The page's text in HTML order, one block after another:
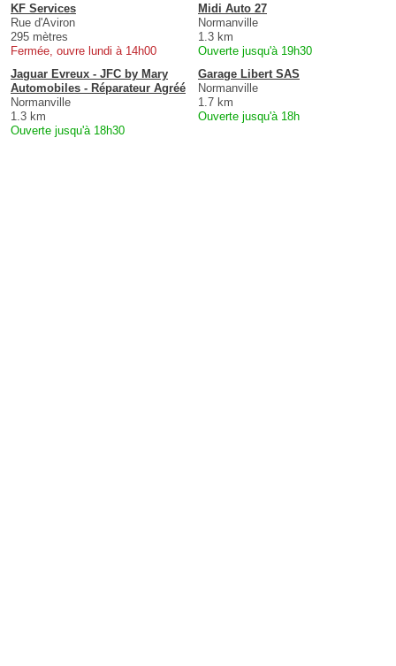
KF Services
Rue d'Aviron
295 mètres
Fermée, ouvre lundi à 14h00
Midi Auto 27
Normanville
1.3 km
Ouverte jusqu'à 19h30
Jaguar Evreux - JFC by Mary
Automobiles - Réparateur Agréé
Normanville
1.3 km
Ouverte jusqu'à 18h30
Garage Libert SAS
Normanville
1.7 km
Ouverte jusqu'à 18h